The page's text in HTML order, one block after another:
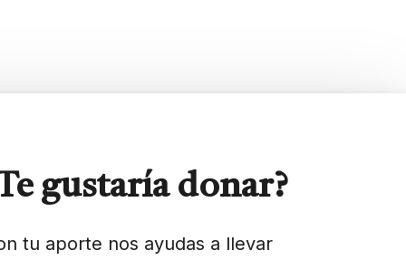
gustaría donar?
tu aporte nos ayudas a llevar